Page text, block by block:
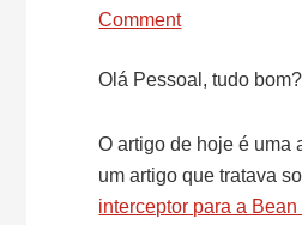
Comment
Olá Pessoal, tudo bom?
O artigo de hoje é uma
um artigo que tratava
interceptor para a